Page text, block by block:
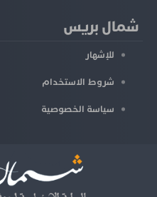
شمال بريس
للإشهار
شروط الاستخدام
سياسة الخصوصية